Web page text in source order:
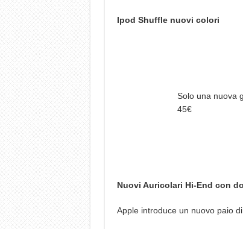
Ipod Shuffle nuovi colori
Solo una nuova
45€
Nuovi Auricolari Hi-End con
Apple introduce un nuovo paio